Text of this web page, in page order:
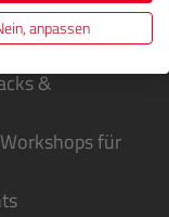
&
für
anpassen